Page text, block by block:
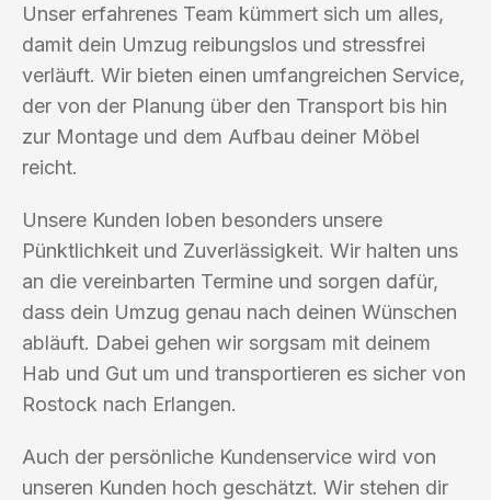
Unser erfahrenes Team kümmert sich um alles,
damit dein Umzug reibungslos und stressfrei
verläuft. Wir bieten einen umfangreichen Service,
der von der Planung über den Transport bis hin
zur Montage und dem Aufbau deiner Möbel
reicht.
Unsere Kunden loben besonders unsere
Pünktlichkeit und Zuverlässigkeit. Wir halten uns
an die vereinbarten Termine und sorgen dafür,
dass dein Umzug genau nach deinen Wünschen
abläuft. Dabei gehen wir sorgsam mit deinem
Hab und Gut um und transportieren es sicher von
Rostock nach Erlangen.
Auch der persönliche Kundenservice wird von
unseren Kunden hoch geschätzt. Wir stehen dir